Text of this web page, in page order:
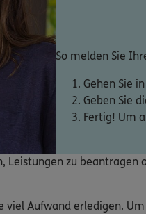
So melden Sie
Gehen Sie
Geben Sie
Fertig! Um
zu beantragen
viel Aufwand erledigen.